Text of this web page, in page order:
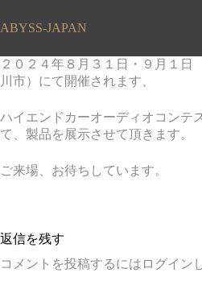
ン
ン
ツ
へ
キ
ッ
ABYSS-JAPAN
２０２４年８月３１日・９月１
川市）にて開催されます、
ハイエンドカーオーディオコン
て、製品を展示させて頂きます。
ご来場、お待ちしています。
返信を残す
コメントを投稿するには ログイン